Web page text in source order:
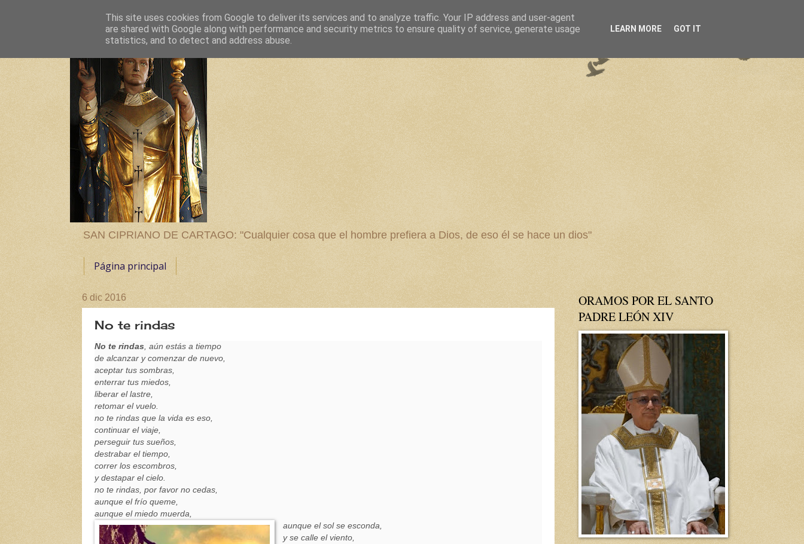
SAN CIPRIANO DE CARTAGO: "Cualquier cosa que el hombre prefiera a Dios, de eso él se hace un dios"
Página principal
6 dic 2016
No te rindas
No te rindas , aún estás a tiempo
de alcanzar y comenzar de nuevo,
aceptar tus sombras,
enterrar tus miedos,
liberar el lastre,
retomar el vuelo.
no te rindas que la vida es eso,
continuar el viaje,
perseguir tus sueños,
destrabar el tiempo,
correr los escombros,
y destapar el cielo.
no te rindas, por favor no cedas,
aunque el frío queme,
aunque el miedo muerda,
aunque el sol se esconda,
y se calle el viento,
ORAMOS POR EL SANTO
PADRE LEÓN XIV
This site uses cookies from Google to deliver its services and to analyze traffic. Your IP address and user-agent
are shared with Google along with performance and security metrics to ensure quality of service, generate usage
statistics, and to detect and address abuse.
LEARN MORE GOT IT